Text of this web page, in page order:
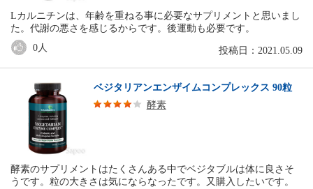
Lカルニチンは、年齢を重ねる事に必要なサプリメントと思いまし
た。代謝の悪さを感じるからです。後運動も必要です。
投稿日：2021.05.09
0人
ベジタリアンエンザイムコンプレックス 90粒
酵素
酵素のサプリメントはたくさんある中でベジタブルは体に良さそ
うです。粒の大きさは気にならなったです。又購入したいです。